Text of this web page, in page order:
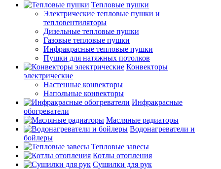
Тепловые пушки
Электрические тепловые пушки и
тепловентиляторы
Дизельные тепловые пушки
Газовые тепловые пушки
Инфракрасные тепловые пушки
Пушки для натяжных потолков
Конвекторы
электрические
Настенные конвекторы
Напольные конвекторы
Инфракрасные
обогреватели
Масляные радиаторы
Водонагреватели и
бойлеры
Тепловые завесы
Котлы отопления
Сушилки для рук